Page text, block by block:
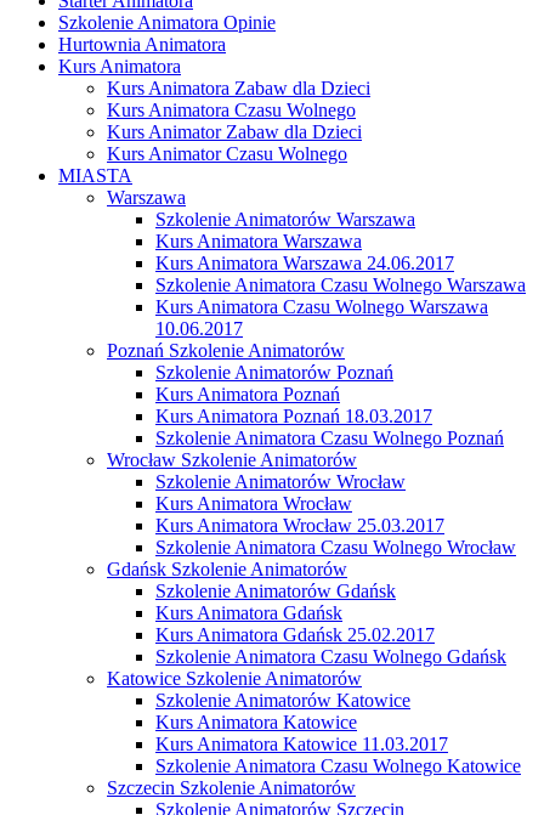
Szkolenie Animatora Opinie
Hurtownia Animatora
Kurs Animatora
Kurs Animatora Zabaw dla Dzieci
Kurs Animatora Czasu Wolnego
Kurs Animator Zabaw dla Dzieci
Kurs Animator Czasu Wolnego
MIASTA
Warszawa
Szkolenie Animatorów Warszawa
Kurs Animatora Warszawa
Kurs Animatora Warszawa 24.06.2017
Szkolenie Animatora Czasu Wolnego Warszawa
Kurs Animatora Czasu Wolnego Warszawa
10.06.2017
Poznań Szkolenie Animatorów
Szkolenie Animatorów Poznań
Kurs Animatora Poznań
Kurs Animatora Poznań 18.03.2017
Szkolenie Animatora Czasu Wolnego Poznań
Wrocław Szkolenie Animatorów
Szkolenie Animatorów Wrocław
Kurs Animatora Wrocław
Kurs Animatora Wrocław 25.03.2017
Szkolenie Animatora Czasu Wolnego Wrocław
Gdańsk Szkolenie Animatorów
Szkolenie Animatorów Gdańsk
Kurs Animatora Gdańsk
Kurs Animatora Gdańsk 25.02.2017
Szkolenie Animatora Czasu Wolnego Gdańsk
Katowice Szkolenie Animatorów
Szkolenie Animatorów Katowice
Kurs Animatora Katowice
Kurs Animatora Katowice 11.03.2017
Szkolenie Animatora Czasu Wolnego Katowice
Szczecin Szkolenie Animatorów
Szkolenie Animatorów Szczecin